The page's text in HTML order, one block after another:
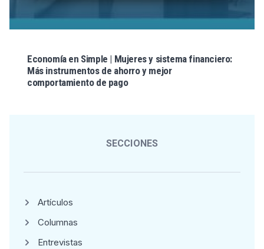
Economía en Simple | Mujeres y sistema financiero:
Más instrumentos de ahorro y mejor
comportamiento de pago
SECCIONES
Artículos
Columnas
Entrevistas